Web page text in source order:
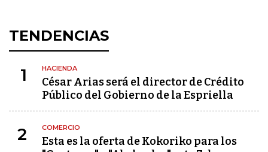
TENDENCIAS
1 HACIENDA
César Arias será el director de Crédito
Público del Gobierno de la Espriella
2 COMERCIO
Esta es la oferta de Kokoriko para los